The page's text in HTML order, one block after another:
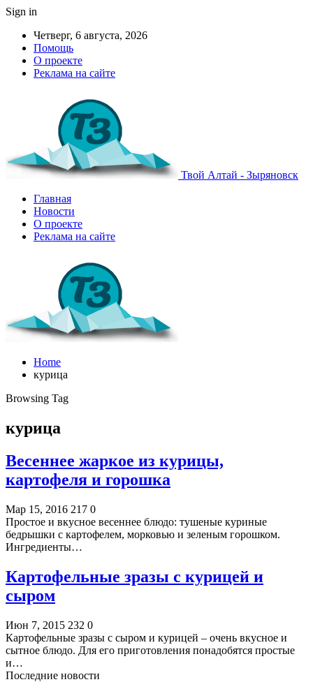
Sign in
Четверг, 6 августа, 2026
Помощь
О проекте
Реклама на сайте
Твой Алтай - Зыряновск
Главная
Новости
О проекте
Реклама на сайте
Home
курица
Browsing Tag
курица
Весеннее жаркое из курицы,
картофеля и горошка
Мар 15, 2016 217 0
Простое и вкусное весеннее блюдо: тушеные куриные
бедрышки с картофелем, морковью и зеленым горошком.
Ингредиенты…
Картофельные зразы с курицей и
сыром
Июн 7, 2015 232 0
Картофельные зразы с сыром и курицей – очень вкусное и
сытное блюдо. Для его приготовления понадобятся простые
и…
Последние новости